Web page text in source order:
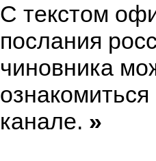
С текстом
послания
чиновника
канале. »